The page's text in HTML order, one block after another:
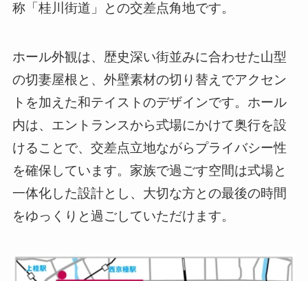
称「桂川街道」との交差点角地です。
ホール外観は、歴史深い街並みに合わせた山型
の切妻屋根と、外壁素材の切り替えでアクセン
トを加えた和テイストのデザインです。ホール
内は、エントランスから式場にかけて奥行を設
けることで、交差点立地ながらプライバシー性
を確保しています。家族で過ごす空間は式場と
一体化した設計とし、大切な方との最後の時間
をゆっくりと過ごしていただけます。